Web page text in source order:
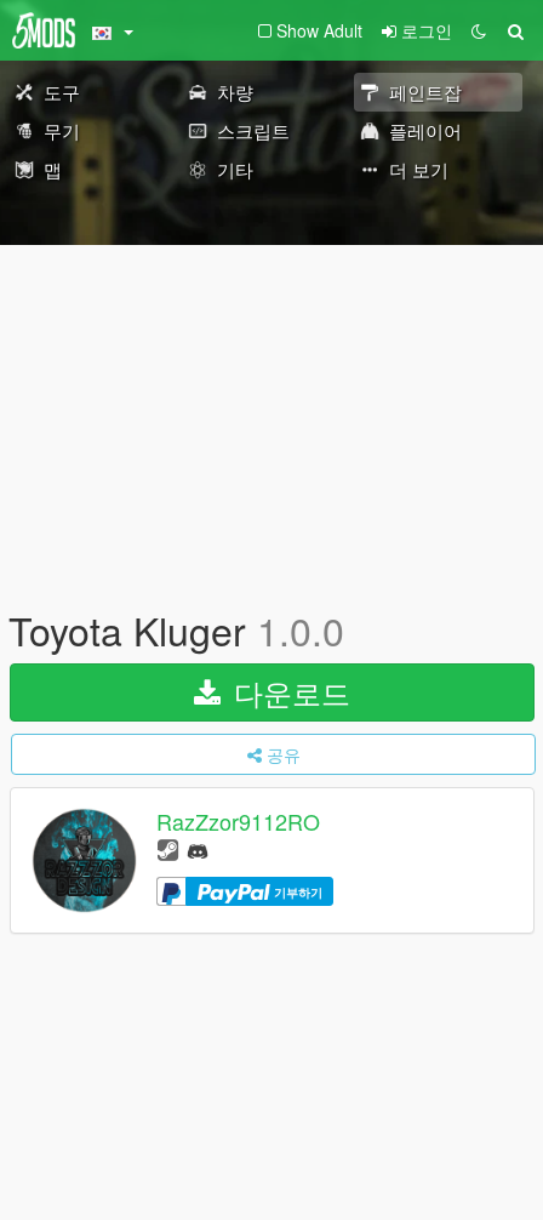
Show Adult 로그인
도구 차량
페인트잡
무기
스크립트
플레이어
맵
기타 더 보기
Toyota Kluger 1.0.0
다운로드
공유
RazZzor9112RO
기부하기